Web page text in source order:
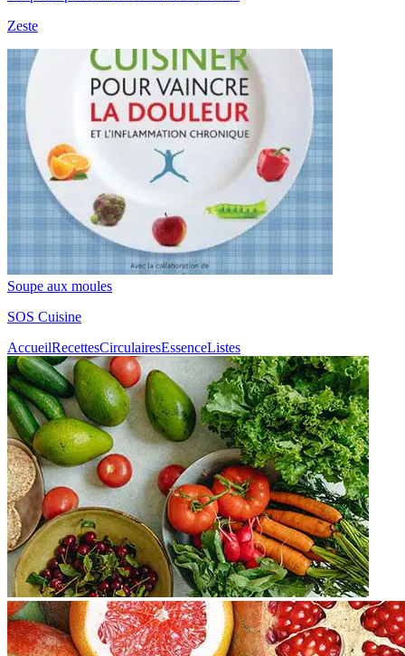
Zeste
Soupe aux moules
SOS Cuisine
AccueilRecettesCirculairesEssenceListes